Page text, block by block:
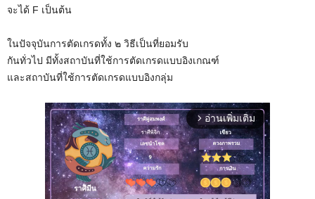
จะได้ F เป็นต้น
ในปัจจุบันการตัดเกรดทั้ง ๒ วิธีเป็นที่ยอมรับ
กันทั่วไป มีทั้งสถาบันที่ใช้การตัดเกรดแบบอิงเกณฑ์
และสถาบันที่ใช้การตัดเกรดแบบอิงกลุ่ม
arrow_forward_ios อ่านเพิ่มเติม